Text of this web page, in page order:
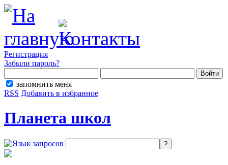
Регистрация
Забыли пароль?
запомнить меня
RSS Добавить в избранное
Планета школ